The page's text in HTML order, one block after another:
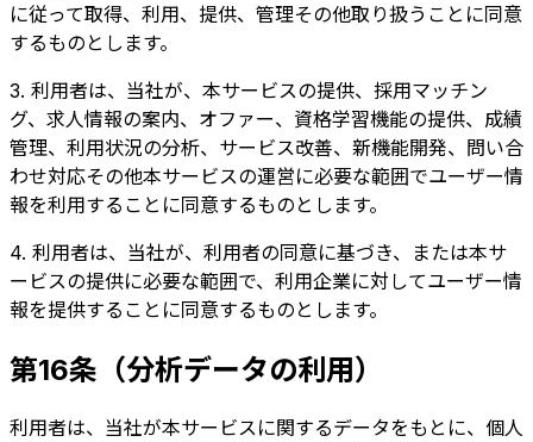
に従って取得、利用、提供、管理その他取り扱うことに同意
するものとします。
3. 利用者は、当社が、本サービスの提供、採用マッチン
グ、求人情報の案内、オファー、資格学習機能の提供、成績
管理、利用状況の分析、サービス改善、新機能開発、問い合
わせ対応その他本サービスの運営に必要な範囲でユーザー情
報を利用することに同意するものとします。
4. 利用者は、当社が、利用者の同意に基づき、または本サ
ービスの提供に必要な範囲で、利用企業に対してユーザー情
報を提供することに同意するものとします。
第16条（分析データの利用）
利用者は、当社が本サービスに関するデータをもとに、個人